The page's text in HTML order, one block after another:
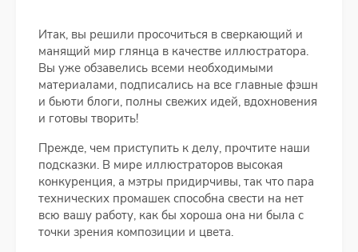
Итак, вы решили просочиться в сверкающий и
манящий мир глянца в качестве иллюстратора.
Вы уже обзавелись всеми необходимыми
материалами, подписались на все главные фэшн
и бьюти блоги, полны свежих идей, вдохновения
и готовы творить!
Прежде, чем приступить к делу, прочтите наши
подсказки. В мире иллюстраторов высокая
конкуренция, а мэтры придирчивы, так что пара
технических промашек способна свести на нет
всю вашу работу, как бы хороша она ни была с
точки зрения композиции и цвета.